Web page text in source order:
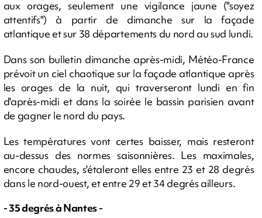
aux orages, seulement une vigilance jaune ("soyez
attentifs") à partir de dimanche sur la façade
atlantique et sur 38 départements du nord au sud lundi.
Dans son bulletin dimanche après-midi, Météo-France
prévoit un ciel chaotique sur la façade atlantique après
les orages de la nuit, qui traverseront lundi en fin
d'après-midi et dans la soirée le bassin parisien avant
de gagner le nord du pays.
Les températures vont certes baisser, mais resteront
au-dessus des normes saisonnières. Les maximales,
encore chaudes, s'étaleront elles entre 23 et 28 degrés
dans le nord-ouest, et entre 29 et 34 degrés ailleurs.
- 35 degrés à Nantes -